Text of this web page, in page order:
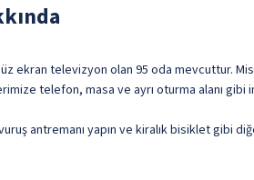
ekran televizyon olan 95 oda mevcuttur.
telefon, masa ve ayrı oturma alanı gibi
antremanı yapın ve kiralık bisiklet gibi